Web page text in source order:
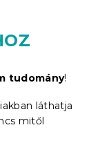
tudomány!
láthatja
mitől